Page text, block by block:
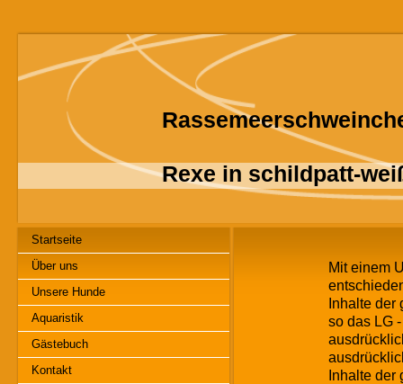
Rexe in schildpatt-
Startseite
Über uns
Unsere Hunde
Aquaristik
Gästebuch
Kontakt
Mit einem
Inhalte
so das LG
Inhalte